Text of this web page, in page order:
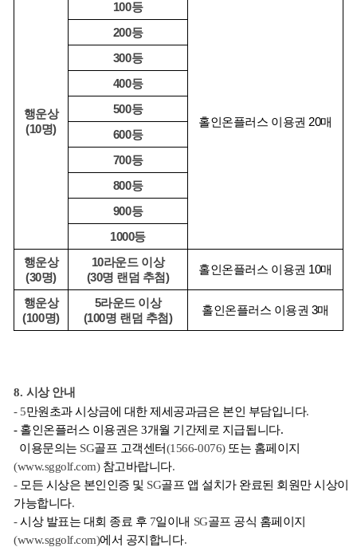
행운상
(10명)
100등
홀인온플러스 이용권 20매
200등
300등
400등
500등
600등
700등
800등
900등
1000등
행운상
(30명)
10라운드 이상
(30명 랜덤 추첨)
홀인온플러스 이용권 10매
행운상
(100명)
5라운드 이상
(100명 랜덤 추첨)
홀인온플러스 이용권 3매
8. 시상 안내
- 5만원초과 시상금에 대한 제세공과금은 본인 부담입니다.
- 홀인온플러스 이용권은 3개월 기간제로 지급됩니다.
  이용문의는
SG골프 고객센터(1566-0076) 또는 홈페이지
(www.sggolf.com) 참고바랍니다.
- 모든 시상은 본인인증 및 SG골프 앱 설치가 완료된 회원만 시상이
가능합니다.
- 시상 발표는 대회 종료 후 7일이내 SG골프 공식 홈페이지
(www.sggolf.com)에서 공지합니다.